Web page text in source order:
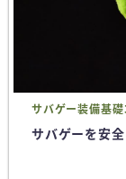
サバゲー装備基
サバゲーを安